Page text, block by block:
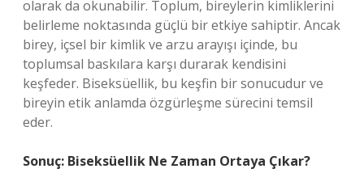
olarak da okunabilir. Toplum, bireylerin kimliklerini
belirleme noktasında güçlü bir etkiye sahiptir. Ancak
birey, içsel bir kimlik ve arzu arayışı içinde, bu
toplumsal baskılara karşı durarak kendisini
keşfeder. Biseksüellik, bu keşfin bir sonucudur ve
bireyin etik anlamda özgürleşme sürecini temsil
eder.
Sonuç: Biseksüellik Ne Zaman Ortaya Çıkar?